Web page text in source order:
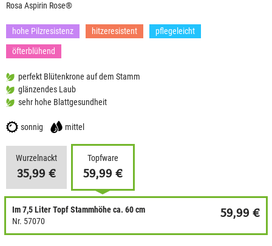
Rosa Aspirin Rose®
hohe Pilzresistenz hitzeresistent pflegeleicht
öfterblühend
perfekt Blütenkrone auf dem Stamm
glänzendes Laub
sehr hohe Blattgesundheit
sonnig mittel
Wurzelnackt
35,99 €
Topfware
59,99 €
Im 7,5 Liter Topf Stammhöhe ca. 60 cm
Nr. 57070
59,99 €